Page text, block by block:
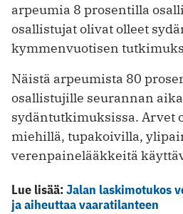
arpeumia 8 prosentilla
osallistujat olivat olleet
kymmenvuotisen
Näistä arpeumista 80
osallistujille seurannan
sydäntutkimuksissa. Arvet
miehillä, tupakoivilla,
verenpainelääkkeitä
Lue lisää:Jalan laskimotukos
ja aiheuttaa vaaratilanteen